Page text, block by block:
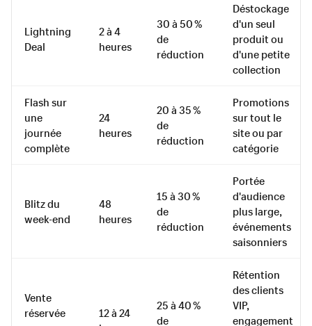
Lightning
Deal
2 à 4
heures
30 à 50 %
de
réduction
Déstockage
d'un seul
produit ou
d'une petite
collection
Flash sur
une
journée
complète
24
heures
20 à 35 %
de
réduction
Promotions
sur tout le
site ou par
catégorie
Blitz du
week-end
48
heures
15 à 30 %
de
réduction
Portée
d'audience
plus large,
événements
saisonniers
Vente
réservée
12 à 24
25 à 40 %
de
Rétention
des clients
VIP,
engagement